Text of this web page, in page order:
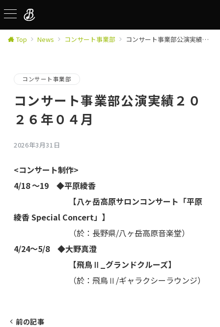
Top News コンサート事業部 コンサート事業部公演実績２０２６年０４月
コンサート事業部
コンサート事業部公演実績２０
２６年０４月
2026年3月31日
<コンサート制作>
4/18 〜19 ◆平原綾香
【八ヶ岳高原サロンコンサート「平原
綾香 Special Concert」】
（於：長野県/八ヶ岳高原音楽堂）
4/24〜5/8 ◆大野真澄
【飛鳥Ⅱ_グランドクルーズ】
（於：飛鳥Ⅱ/ギャラクシーラウンジ）
前の記事